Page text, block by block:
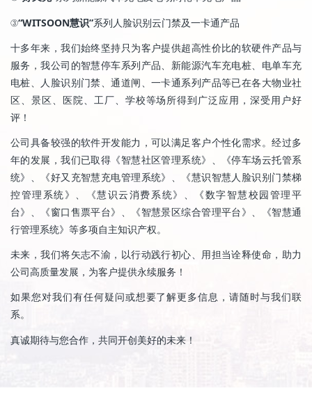
③“WITSOON慧识”系列人脸识别云门禁及一卡通产品
十多年来，我们始终坚持只为客户提供超高性价比的软硬件产品与
服务，我公司的智慧停车系列产品、新能源汽车充电桩、电单车充
电桩、人脸识别门禁、通道闸、一卡通系列产品等已在各大物业社
区、景区、医院、工厂、学校等场所得到广泛应用，深受用户好
评！
公司具备较强的软件开发能力，可以满足客户个性化需求。经过多
年的发展，我们已取得《智慧社区管理系统》、《停车场云托管系
统》、《好又充智慧充电管理系统》、《慧识智慧人脸识别门禁梯
控管理系统》、《慧识云消费系统》、《数字智慧校园管理平
台》、《窗口售票平台》、《智慧景区综合管理平台》、《智慧通
行管理系统》等多项自主知识产权。
未来，我们将矢志不渝，以行动践行初心、用担当诠释使命，助力
公司高质量发展，为客户提供永续服务！
如果您对我们有任何疑问或想要了解更多信息，请随时与我们联
系。
真诚期待与您合作，共同开创美好的未来！